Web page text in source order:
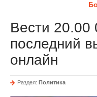
Вести 20.00
последний
онлайн
Раздел: Политика